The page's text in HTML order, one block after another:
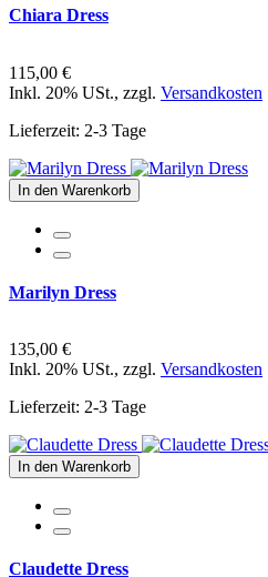
Chiara Dress
115,00 €
Inkl. 20% USt., zzgl. Versandkosten
Lieferzeit: 2-3 Tage
In den Warenkorb
Marilyn Dress
135,00 €
Inkl. 20% USt., zzgl. Versandkosten
Lieferzeit: 2-3 Tage
In den Warenkorb
Claudette Dress